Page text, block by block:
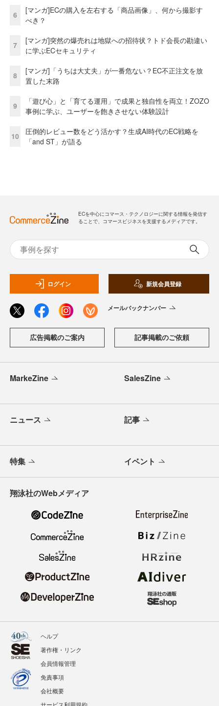
6
[マンガ]ECの購入を左右する「商品画像」、何から撮影す
べき？
7
[マンガ]突然の爆売れは地獄への招待状？トド会長の勘違い
に学ぶECセキュリティ
8
[マンガ]「うちは大丈夫」が一番危ない？EC不正注文を放
置した末路
9
「遊び心」と「育てる運用」で成果と独自性を両立！ZOZO
事例に学ぶ、ユーザーを飽きさせない体験設計
10
圧倒的レビュー数をどう活かす？生成AI時代のEC戦略を
「and ST」が語る
ECを中心にコマース・テクノロジーに関する情報を発信す
ることで、コマースビジネスを支援するメディアです。
ログイン 新規会員登録
メールバックナンバー
広告掲載のご案内 記事掲載のご依頼
MarkeZine SalesZine
ニュース 記事
特集 イベント
翔泳社のWebメディア
ヘルプ
著作権・リンク
会員情報管理
免責事項
会社概要
サービス利用規約